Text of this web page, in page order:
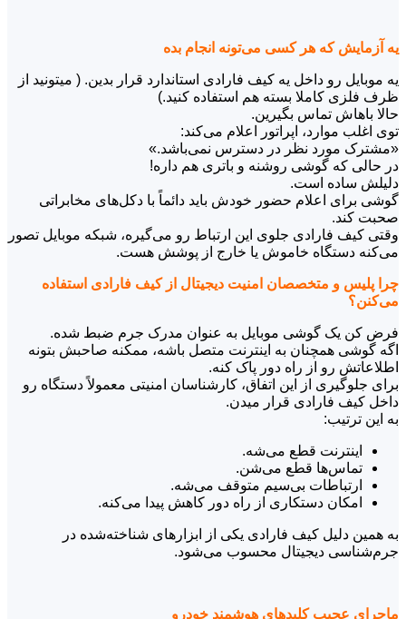
یه آزمایش که هر کسی می‌تونه انجام بده
یه موبایل رو داخل یه کیف فارادی استاندارد قرار بدین. ( میتونید از
ظرف فلزی کاملا بسته هم استفاده کنید.)
حالا باهاش تماس بگیرین.
توی اغلب موارد، اپراتور اعلام می‌کند:
«مشترک مورد نظر در دسترس نمی‌باشد.»
در حالی که گوشی روشنه و باتری هم داره!
دلیلش ساده است.
گوشی برای اعلام حضور خودش باید دائماً با دکل‌های مخابراتی
صحبت کند.
وقتی کیف فارادی جلوی این ارتباط رو می‌گیره، شبکه موبایل تصور
می‌کنه دستگاه خاموش یا خارج از پوشش هست.
چرا پلیس و متخصصان امنیت دیجیتال از کیف فارادی استفاده
می‌کنن؟
فرض کن یک گوشی موبایل به عنوان مدرک جرم ضبط شده.
اگه گوشی همچنان به اینترنت متصل باشه، ممکنه صاحبش بتونه
اطلاعاتش رو از راه دور پاک کنه.
برای جلوگیری از این اتفاق، کارشناسان امنیتی معمولاً دستگاه رو
داخل کیف فارادی قرار میدن.
به این ترتیب:
اینترنت قطع می‌شه.
تماس‌ها قطع می‌شن.
ارتباطات بی‌سیم متوقف می‌شه.
امکان دستکاری از راه دور کاهش پیدا می‌کنه.
به همین دلیل کیف فارادی یکی از ابزارهای شناخته‌شده در
جرم‌شناسی دیجیتال محسوب می‌شود.
ماجرای عجیب کلیدهای هوشمند خودرو